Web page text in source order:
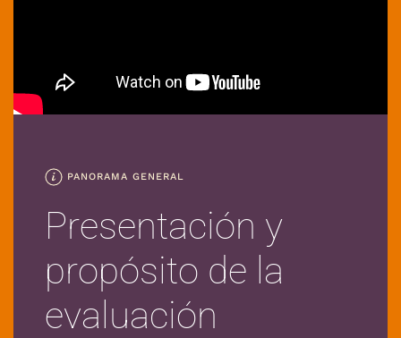
PANORAMA GENERAL
Presentación y
propósito de la
evaluación